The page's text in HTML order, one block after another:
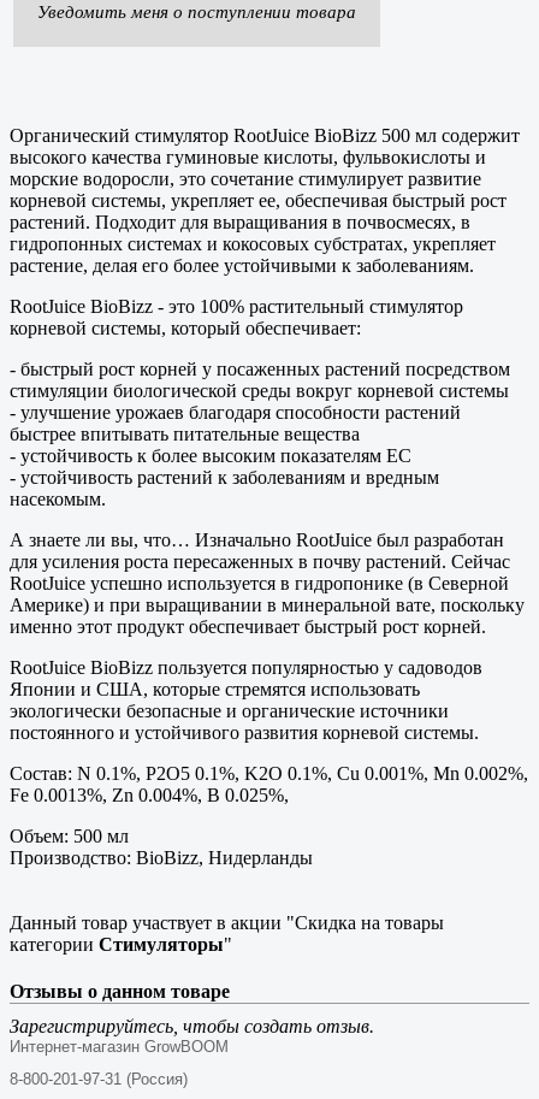
Уведомить меня о поступлении товара
Органический стимулятор RootJuice BioBizz 500 мл содержит
высокого качества гуминовые кислоты, фульвокислоты и
морские водоросли, это сочетание стимулирует развитие
корневой системы, укрепляет ее, обеспечивая быстрый рост
растений. Подходит для выращивания в почвосмесях, в
гидропонных системах и кокосовых субстратах, укрепляет
растение, делая его более устойчивыми к заболеваниям.
RootJuice BioBizz - это 100% растительный стимулятор
корневой системы, который обеспечивает:
- быстрый рост корней у посаженных растений посредством
стимуляции биологической среды вокруг корневой системы
- улучшение урожаев благодаря способности растений
быстрее впитывать питательные вещества
- устойчивость к более высоким показателям ЕС
- устойчивость растений к заболеваниям и вредным
насекомым.
А знаете ли вы, что… Изначально RootJuice был разработан
для усиления роста пересаженных в почву растений. Сейчас
RootJuice успешно используется в гидропонике (в Северной
Америке) и при выращивании в минеральной вате, поскольку
именно этот продукт обеспечивает быстрый рост корней.
RootJuice BioBizz пользуется популярностью у садоводов
Японии и США, которые стремятся использовать
экологически безопасные и органические источники
постоянного и устойчивого развития корневой системы.
Состав: N 0.1%, P2O5 0.1%, K2O 0.1%, Cu 0.001%, Mn 0.002%,
Fe 0.0013%, Zn 0.004%, B 0.025%,
Объем: 500 мл
Производство: BioBizz, Нидерланды
Данный товар участвует в акции "Скидка на товары
категории Стимуляторы"
Отзывы о данном товаре
Зарегистрируйтесь, чтобы создать отзыв.
Интернет-магазин GrowBOOM
8-800-201-97-31 (Россия)